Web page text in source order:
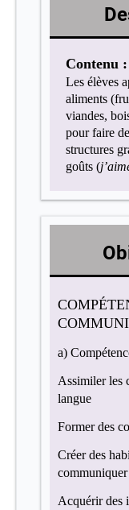
Contenu :
Les élèves
aliments
viandes,
pour faire
structures
goûts (
a)
Assimiler les
langue
Former des
Créer des
communiquer
Acquérir des